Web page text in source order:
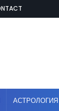
АСТРОЛОГИЯ